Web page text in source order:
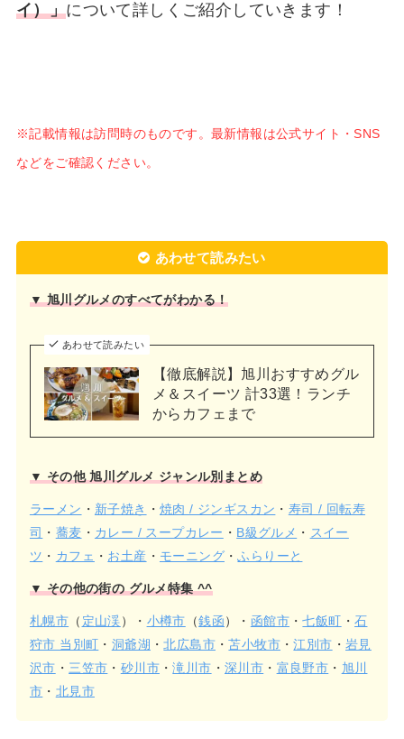
イ）」について詳しくご紹介していきます！
※記載情報は訪問時のものです。最新情報は公式サイト・SNS
などをご確認ください。
あわせて読みたい
▼ 旭川グルメのすべてがわかる！
あわせて読みたい
【徹底解説】旭川おすすめグル
メ＆スイーツ 計33選！ランチ
からカフェまで
▼ その他 旭川グルメ ジャンル別まとめ
ラーメン ・ 新子焼き ・ 焼肉 / ジンギスカン ・ 寿司 / 回転寿
司
・ 蕎麦 ・ カレー / スープカレー ・ B級グルメ ・ スイー
ツ ・ カフェ ・ お土産 ・ モーニング ・ふらりーと
▼ その他の街の グルメ特集 ^^
札幌市 （ 定山渓 ）・ 小樽市 （銭函 ）・ 函館市 ・七飯町 ・石
狩市 当別町
・ 洞爺湖 ・北広島市・苫小牧市 ・江別市 ・岩見
沢市 ・三笠市 ・ 砂川市・滝川市 ・ 深川市 ・ 富良野市 ・ 旭川
市 ・ 北見市